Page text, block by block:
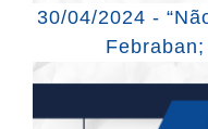
30/04/2024 -